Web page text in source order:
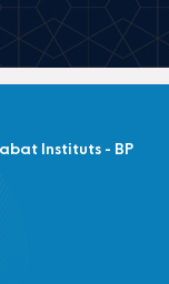
Instituts - BP